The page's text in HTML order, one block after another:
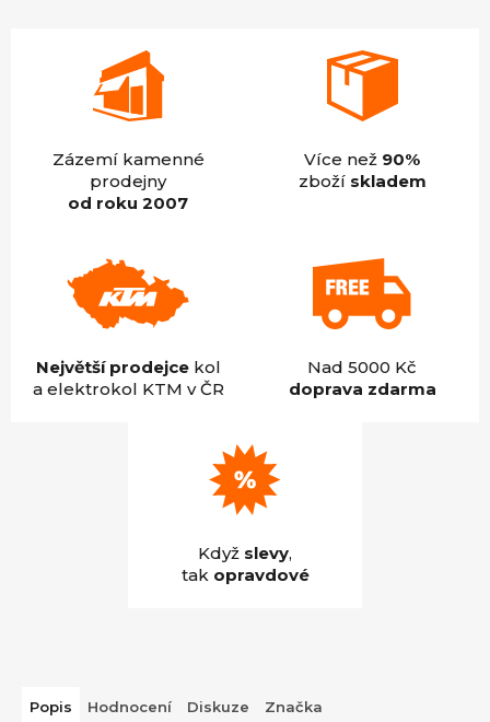
Zázemí kamenné
prodejny
od roku 2007
Více než 90%
zboží skladem
Největší prodejcekol
a elektrokol KTM v ČR
Nad 5000 Kč
doprava zdarma
Když slevy,
tak opravdové
Popis Hodnocení Diskuze Značka